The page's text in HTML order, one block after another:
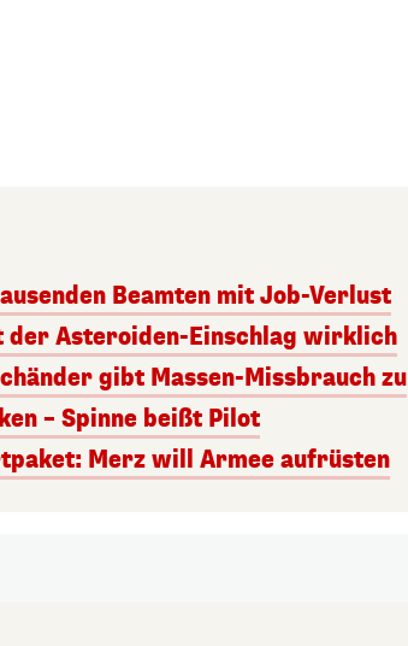
Beamten mit Job-Verlust
der Asteroiden-Einschlag wirklich
gibt Massen-Missbrauch zu
– Spinne beißt Pilot
Merz will Armee aufrüsten